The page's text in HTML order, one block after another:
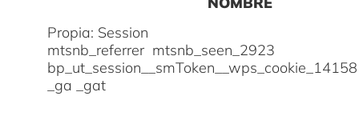
Propia: Session
mtsnb_referrer mtsnb_seen_2923
_ga _gat